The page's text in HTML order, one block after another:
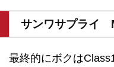
サンワサプライ
最終的にボクは